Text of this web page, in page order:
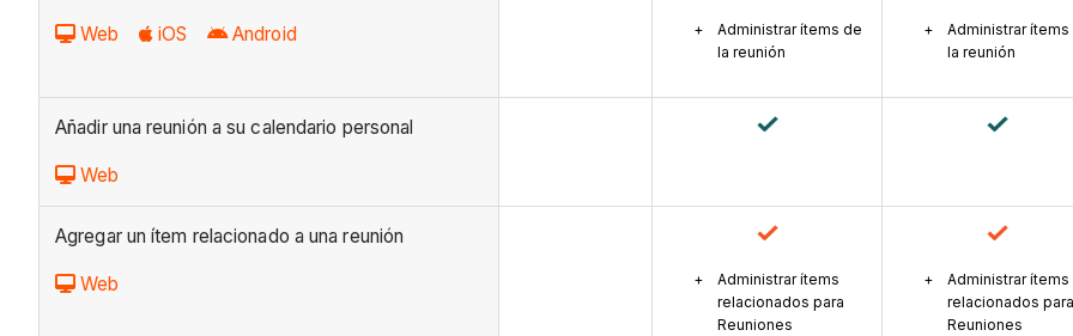
Web iOS Android
Administrar ítems de
la reunión
Administrar
la reunión
Añadir una reunión a su calendario personal
Web
Agregar un ítem relacionado a una reunión
Web
Administrar ítems
relacionados para
Reuniones
Administrar ítems
relacionados para
Reuniones